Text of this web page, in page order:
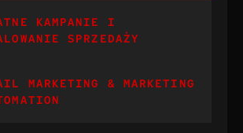
KAMPANIE I
SPRZEDAŻY
MARKETING & MARKETING